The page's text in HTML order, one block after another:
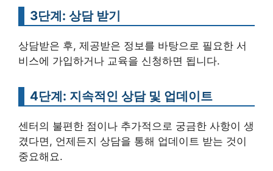
3단계: 상담 받기
상담받은 후, 제공받은 정보를 바탕으로 필요한 서
비스에 가입하거나 교육을 신청하면 됩니다.
4단계: 지속적인 상담 및 업데이트
센터의 불편한 점이나 추가적으로 궁금한 사항이 생
겼다면, 언제든지 상담을 통해 업데이트 받는 것이
중요해요.